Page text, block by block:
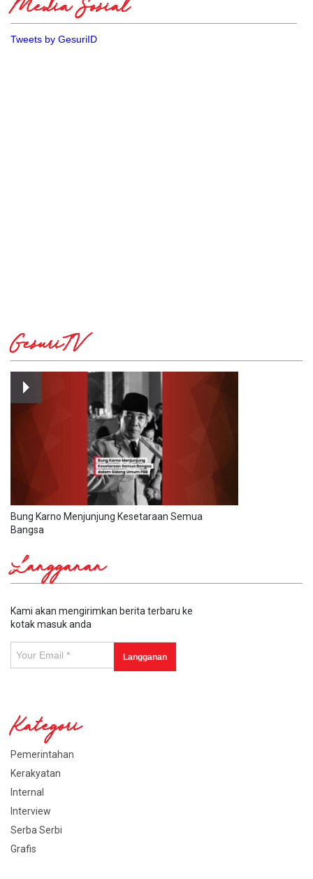
Media Sosial
Tweets by GesuriID
GesuriTV
Bung Karno Menjunjung Kesetaraan Semua
Bangsa
Langganan
Kami akan mengirimkan berita terbaru ke
kotak masuk anda
Kategori
Pemerintahan
Kerakyatan
Internal
Interview
Serba Serbi
Grafis